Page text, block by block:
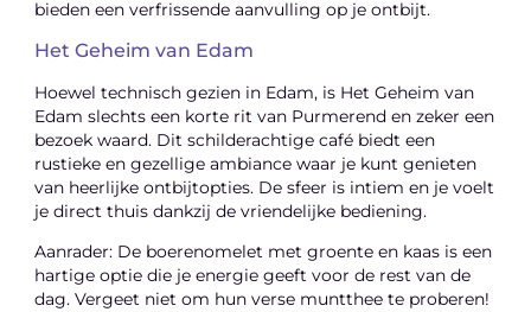
bieden een verfrissende aanvulling op je ontbijt.
Het Geheim van Edam
Hoewel technisch gezien in Edam, is Het Geheim van
Edam slechts een korte rit van Purmerend en zeker een
bezoek waard. Dit schilderachtige café biedt een
rustieke en gezellige ambiance waar je kunt genieten
van heerlijke ontbijtopties. De sfeer is intiem en je voelt
je direct thuis dankzij de vriendelijke bediening.
Aanrader: De boerenomelet met groente en kaas is een
hartige optie die je energie geeft voor de rest van de
dag. Vergeet niet om hun verse muntthee te proberen!